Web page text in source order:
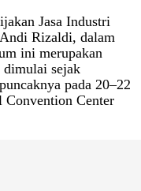
Jasa Industri
Rizaldi, dalam
ini merupakan
dimulai sejak
pada 20–22
Convention Center